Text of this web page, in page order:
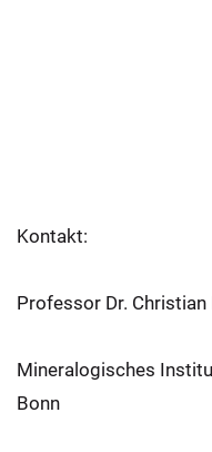
Kontakt:
Professor Dr. Christian
Mineralogisches
Bonn